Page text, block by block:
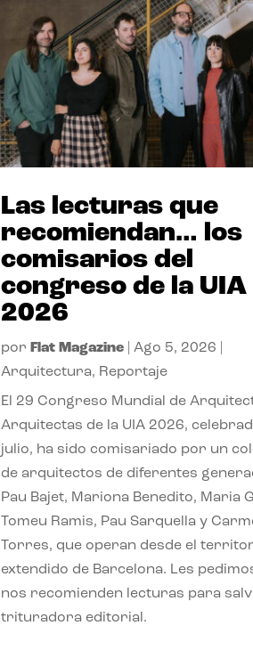
Las lecturas que
recomiendan… los
comisarios del
congreso de la UIA
2026
por Flat Magazine |Ago 5, 2026
Arquitectura, Reportaje
El 29 Congreso Mundial de
Arquitectas de la UIA 2026,
julio, ha sido comisariado por un
de arquitectos de diferentes
Pau Bajet, Mariona Benedito, Maria
Tomeu Ramis, Pau Sarquella y
Torres, que operan desde el
extendido de Barcelona. Les
nos recomienden lecturas para
trituradora editorial.